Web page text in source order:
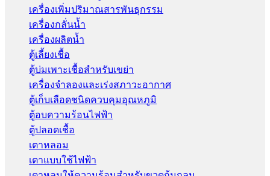
เครื่องเพิ่มปริมาณสารพันธุกรรม
เครื่องกลั่นน้ำ
เครื่องผลิตน้ำ
ตู้เลี้ยงเชื้อ
ตู้บ่มเพาะเชื้อสำหรับเขย่า
เครื่องจำลองและเร่งสภาวะอากาศ
ตู้เก็บเลือดชนิดควบคุมอุณหภูมิ
ตู้อบความร้อนไฟฟ้า
ตู้ปลอดเชื้อ
เตาหลอม
เตาแบบใช้ไฟฟ้า